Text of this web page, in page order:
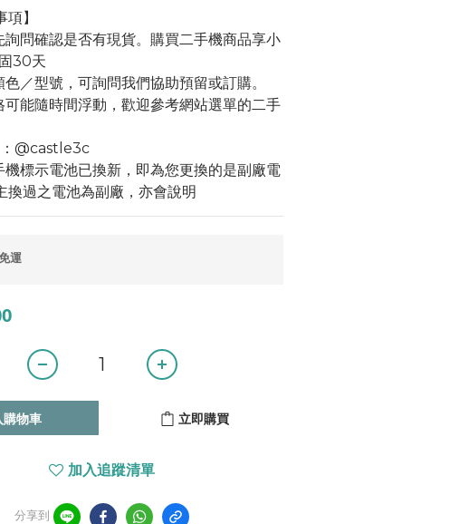
項】
詢問確認是否有現貨。購買二手機商品享小
30天
色／型號，可詢問我們協助預留或訂購。
可能隨時間浮動，歡迎參考網站選單的二手
@castle3c
機標示電池已換新，即為您更換的是副廠電
換過之電池為副廠，亦會說明
運
購物車 立即購買
加入追蹤清單
分享到